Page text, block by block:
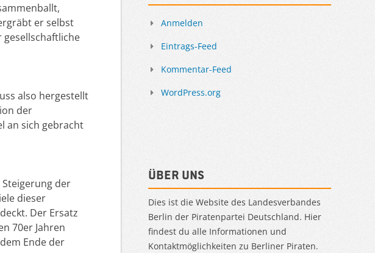
er selbst
also hergestellt
der
an sich gebracht
der
dieser
Der Ersatz
70er Jahren
Ende der
Anmelden
Eintrags-Feed
Kommentar-Feed
WordPress.org
Über uns
Dies ist die Website des Landesverbandes
Berlin der Piratenpartei Deutschland. Hier
findest du alle Informationen und
Kontaktmöglichkeiten zu Berliner Piraten.